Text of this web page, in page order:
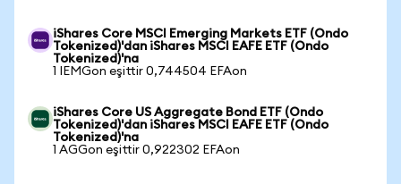
iShares Core MSCI Emerging Markets ETF (Ondo
Tokenized)'dan iShares MSCI EAFE ETF (Ondo
Tokenized)'na
1 IEMGon eşittir 0,744504 EFAon
iShares Core US Aggregate Bond ETF (Ondo
Tokenized)'dan iShares MSCI EAFE ETF (Ondo
Tokenized)'na
1 AGGon eşittir 0,922302 EFAon